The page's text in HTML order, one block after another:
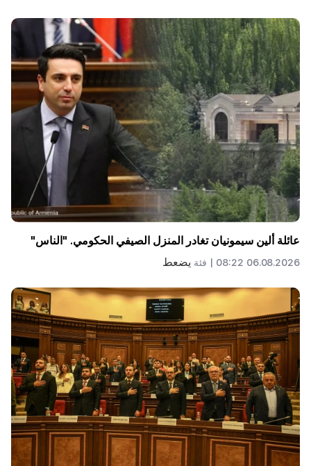
عائلة ألين سيمونيان تغادر المنزل الصيفي الحكومي. "الناس"
06.08.2026 08:22 | فئة يضعط